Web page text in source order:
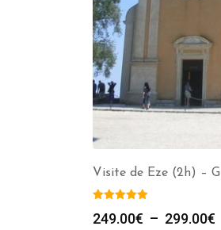
Visite de Eze (2h) –
249.00€ – 299.00€